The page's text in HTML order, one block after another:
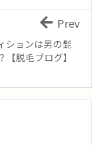
ションは男の髭
脱毛ブログ】
Prev